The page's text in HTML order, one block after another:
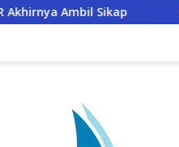
Pemko Pekanbaru